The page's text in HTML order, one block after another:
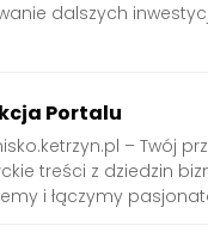
dalszych
Portalu
– Twój
treści z dziedzin
i łączymy